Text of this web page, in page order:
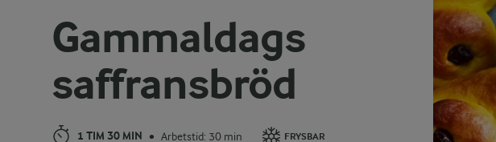
Gammaldags
saffransbröd
1 TIM 30 MIN • Arbetstid: 30 min FRYSBAR